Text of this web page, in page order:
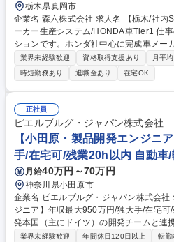
栃木県真岡市
企業名 森六株式会社 求人名 【栃木/社内SE・管理職候補】自動車部品メ
ーカー生産システム/HONDA車Tier1 仕事の内容 社内SEの管理職候補ポジ
ションです。ホンダ社中心に完成車メー
両方において樹脂部品を生産している当
る下記のような業務をお任せいたします。 【業務内容】生産管理システム
エンジニア(社内ＳＥ)／生産管理システ
ージャー業務 【職場環境/魅力】落ち着
非常に良いです／役職者へのキャリアア
ど海外拠点の責任者としてグローバルに
ます 募集職種 【栃木/社内SE・管理職候補】自動車部品メーカー生産シス
テム/HONDA車Tier1
業界未経験歓迎 資格取得支援あり
月平
時短勤務あり
退職金あり 在宅OK
正社員
ピエルブルグ・ジャパン株式会社
【小田原・製品開発エンジニ
手/在宅可/残業20h以内 自動車
月給40万円～70万円
神奈川県小田原市
企業名 ピエルブルグ・ジャパン株式会社 求人名 【小田原・製品開発エン
ジニア】年収最大950万円/独大手/在宅可/残業20h以内
発本国（主にドイツ）の開発チームと連
を合致させる開発をリードします。熱マ
業界未経験歓迎 年間休日120日以上 転勤